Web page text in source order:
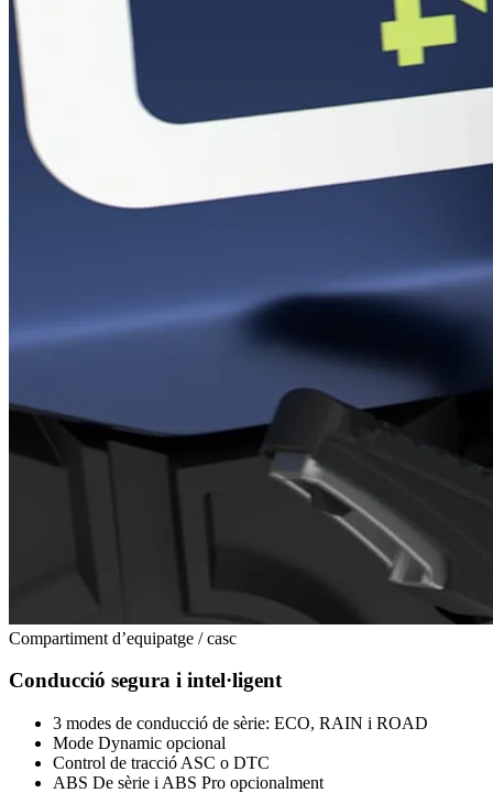
Compartiment d’equipatge / casc
Conducció segura i intel·ligent
3 modes de conducció de sèrie: ECO, RAIN i ROAD
Mode Dynamic opcional
Control de tracció ASC o DTC
ABS De sèrie i ABS Pro opcionalment